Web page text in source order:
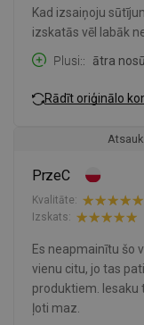
Kad izsaiņoju
izskatās vēl labāk
Plusi:
ātra
Rādīt oriģinālo
PrzeC
Kvalitāte:
Izskats:
Es neapmainītu šo
vienu citu, jo tas
produktiem. Iesaku
ļoti maz.